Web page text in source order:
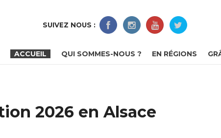
SUIVEZ NOUS :
ACCUEIL QUI SOMMES-NOUS ? EN RÉGIONS
2026 en Alsace